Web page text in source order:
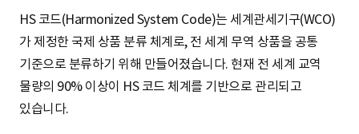
e
HS 코드(Harmonized System Code)는 세계관세기구(WCO)
가 제정한 국제 상품 분류 체계로, 전 세계 무역 상품을 공통
기준으로 분류하기 위해 만들어졌습니다. 현재 전 세계 교역
물량의 90% 이상이 HS 코드 체계를 기반으로 관리되고
있습니다.